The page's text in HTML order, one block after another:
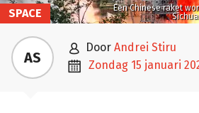
Een Chinese raket
SPACE
AS  door Andrei Stiru
 zondag 15 januari